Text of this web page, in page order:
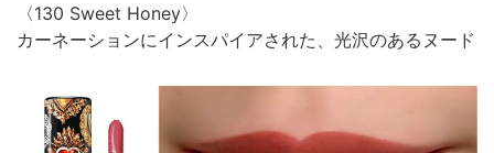
〈130 Sweet Honey〉
カーネーションにインスパイアされた、光沢のあるヌード